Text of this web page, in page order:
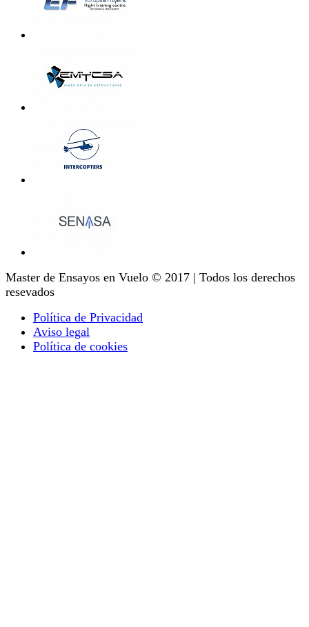
Master de Ensayos en Vuelo © 2017 | Todos los derechos
resevados
Política de Privacidad
Aviso legal
Política de cookies